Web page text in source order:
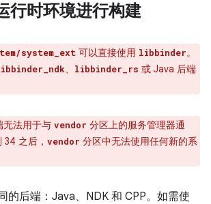
行时环境进行构建
system_ext 可以直接使用 libbinder。
、 libbinder_rs 或 Java 后端
无法用于与 vendor 分区上的服务管理器通
之后， vendor 分区中无法使用任何新的系
的后端：Java、NDK 和 CPP。如需使